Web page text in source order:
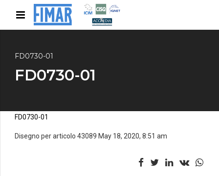
FD0730-01
FD0730-01
FD0730-01
Disegno per articolo 43089 May 18, 2020, 8:51 am